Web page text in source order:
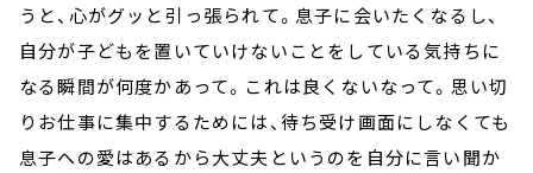
うと、心がグッと引っ張られて。息子に会いたくなるし、
自分が子どもを置いていけないことをしている気持ちに
なる瞬間が何度かあって。これは良くないなって。思い切
りお仕事に集中するためには、待ち受け画面にしなくても
息子への愛はあるから大丈夫というのを自分に言い聞か